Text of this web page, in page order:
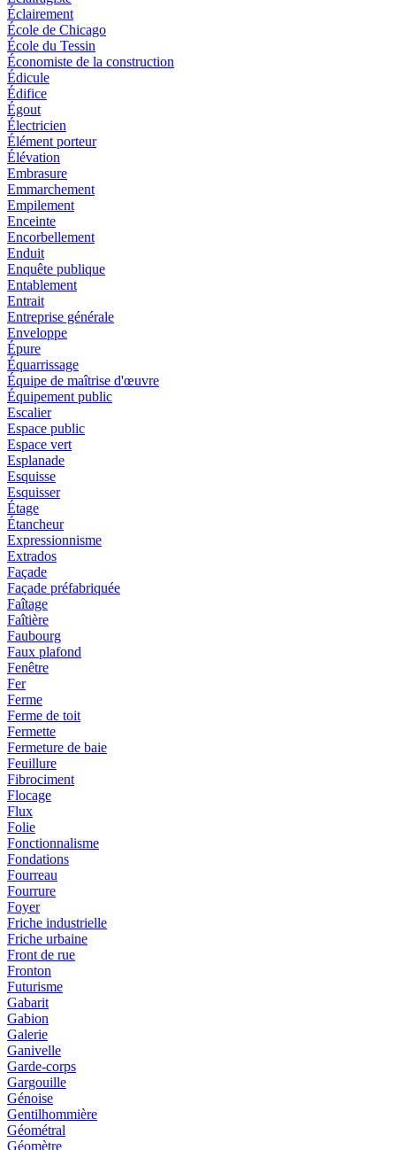
Éclairement
École de Chicago
École du Tessin
Économiste de la construction
Édicule
Édifice
Égout
Électricien
Élément porteur
Élévation
Embrasure
Emmarchement
Empilement
Enceinte
Encorbellement
Enduit
Enquête publique
Entablement
Entrait
Entreprise générale
Enveloppe
Épure
Équarrissage
Équipe de maîtrise d'œuvre
Équipement public
Escalier
Espace public
Espace vert
Esplanade
Esquisse
Esquisser
Étage
Étancheur
Expressionnisme
Extrados
Façade
Façade préfabriquée
Faîtage
Faîtière
Faubourg
Faux plafond
Fenêtre
Fer
Ferme
Ferme de toit
Fermette
Fermeture de baie
Feuillure
Fibrociment
Flocage
Flux
Folie
Fonctionnalisme
Fondations
Fourreau
Fourrure
Foyer
Friche industrielle
Friche urbaine
Front de rue
Fronton
Futurisme
Gabarit
Gabion
Galerie
Ganivelle
Garde-corps
Gargouille
Génoise
Gentilhommière
Géométral
Géomètre